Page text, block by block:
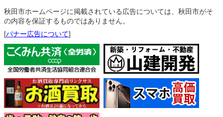
秋田市ホームページに掲載されている広告については、秋田市がそ
の内容を保証するものではありません。
[バナー広告について]